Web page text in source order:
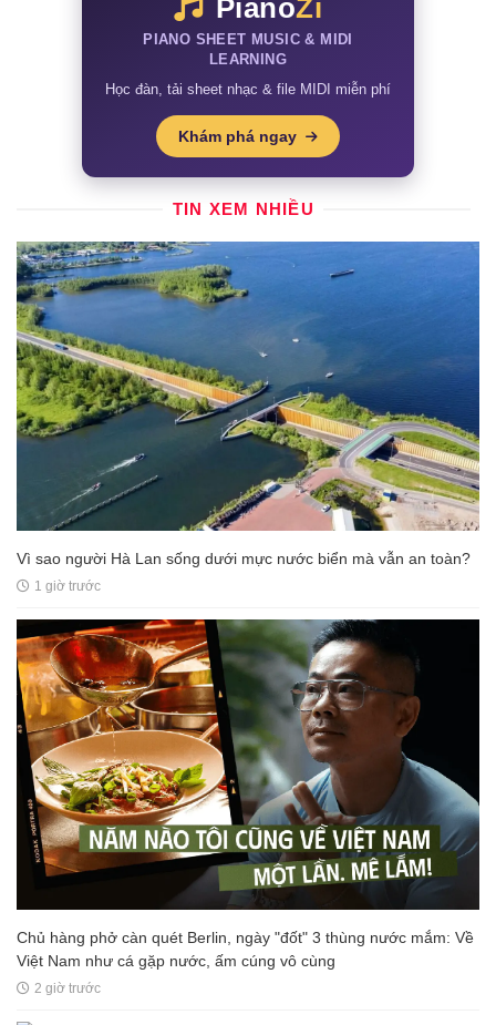
PianoZi
PIANO SHEET MUSIC & MIDI
LEARNING
Học đàn, tải sheet nhạc & file MIDI miễn phí
Khám phá ngay
TIN XEM NHIỀU
Vì sao người Hà Lan sống dưới mực nước biển mà vẫn an toàn?
1 giờ trước
Chủ hàng phở càn quét Berlin, ngày "đốt" 3 thùng nước mắm: Về
Việt Nam như cá gặp nước, ấm cúng vô cùng
2 giờ trước